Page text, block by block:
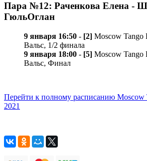
Пара №12: Раченкова Елена -
ГюльОглан
9 января 16:50 - [2] Moscow Tango
Вальс, 1/2 финала
9 января 18:00 - [5] Moscow Tango
Вальс, Финал
Перейти к полному расписанию Moscow
2021